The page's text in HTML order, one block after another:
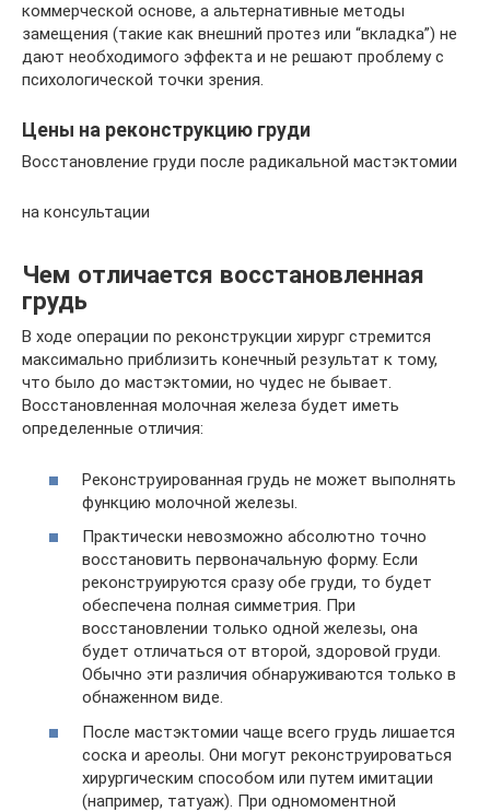
коммерческой основе, а альтернативные методы
замещения (такие как внешний протез или “вкладка”) не
дают необходимого эффекта и не решают проблему с
психологической точки зрения.
Цены на реконструкцию груди
Восстановление груди после радикальной мастэктомии
на консультации
Чем отличается восстановленная
грудь
В ходе операции по реконструкции хирург стремится
максимально приблизить конечный результат к тому,
что было до мастэктомии, но чудес не бывает.
Восстановленная молочная железа будет иметь
определенные отличия:
Реконструированная грудь не может выполнять
функцию молочной железы.
Практически невозможно абсолютно точно
восстановить первоначальную форму. Если
реконструируются сразу обе груди, то будет
обеспечена полная симметрия. При
восстановлении только одной железы, она
будет отличаться от второй, здоровой груди.
Обычно эти различия обнаруживаются только в
обнаженном виде.
После мастэктомии чаще всего грудь лишается
соска и ареолы. Они могут реконструироваться
хирургическим способом или путем имитации
(например, татуаж). При одномоментной